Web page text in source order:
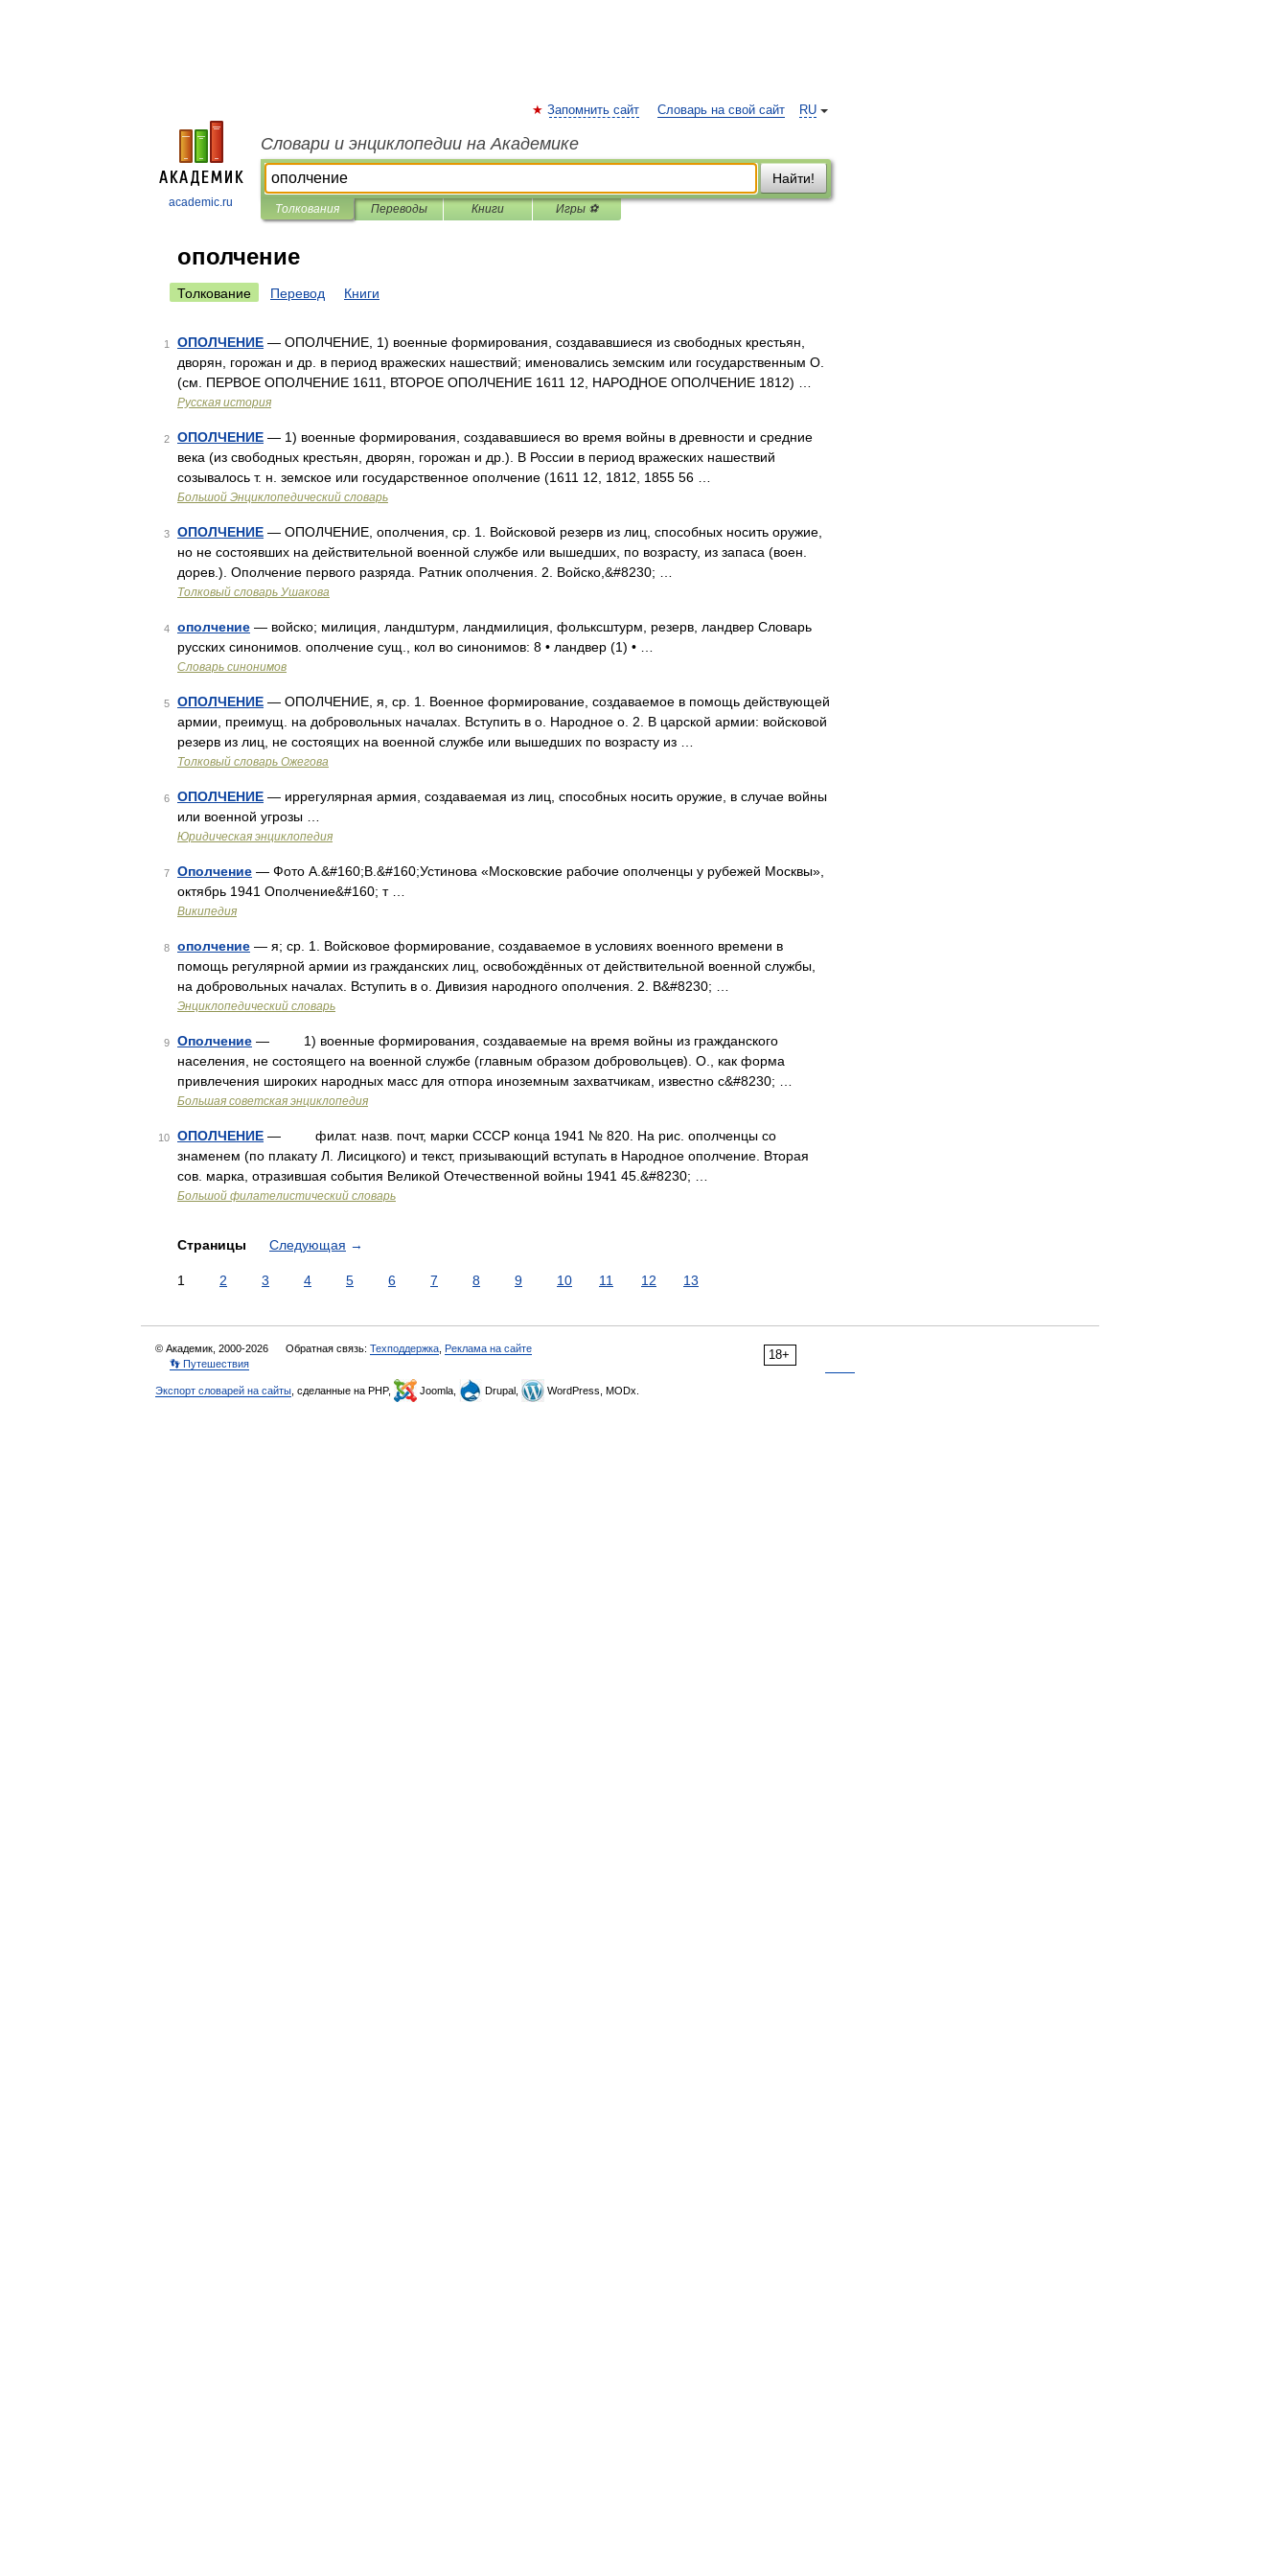
academic.ru
RU
Запомнить сайт Словарь на свой сайт
Словари и энциклопедии на Академике
Найти!
Толкования Переводы Книги Игры ⚽
ополчение
Толкование Перевод Книги
1 ОПОЛЧЕНИЕ — ОПОЛЧЕНИЕ, 1) военные формирования, создававшиеся из свободных крестьян,
дворян, горожан и др. в период вражеских нашествий; именовались земским или государственным О.
(см. ПЕРВОЕ ОПОЛЧЕНИЕ 1611, ВТОРОЕ ОПОЛЧЕНИЕ 1611 12, НАРОДНОЕ ОПОЛЧЕНИЕ 1812) …
Русская история
2 ОПОЛЧЕНИЕ — 1) военные формирования, создававшиеся во время войны в древности и средние
века (из свободных крестьян, дворян, горожан и др.). В России в период вражеских нашествий
созывалось т. н. земское или государственное ополчение (1611 12, 1812, 1855 56 …
Большой Энциклопедический словарь
3 ОПОЛЧЕНИЕ — ОПОЛЧЕНИЕ, ополчения, ср. 1. Войсковой резерв из лиц, способных носить оружие,
но не состоявших на действительной военной службе или вышедших, по возрасту, из запаса (воен.
дорев.). Ополчение первого разряда. Ратник ополчения. 2. Войско,&#8230; …
Толковый словарь Ушакова
4 ополчение — войско; милиция, ландштурм, ландмилиция, фольксштурм, резерв, ландвер Словарь
русских синонимов. ополчение сущ., кол во синонимов: 8 • ландвер (1) • …
Словарь синонимов
5 ОПОЛЧЕНИЕ — ОПОЛЧЕНИЕ, я, ср. 1. Военное формирование, создаваемое в помощь действующей
армии, преимущ. на добровольных началах. Вступить в о. Народное о. 2. В царской армии: войсковой
резерв из лиц, не состоящих на военной службе или вышедших по возрасту из …
Толковый словарь Ожегова
6 ОПОЛЧЕНИЕ — иррегулярная армия, создаваемая из лиц, способных носить оружие, в случае войны
или военной угрозы …
Юридическая энциклопедия
7 Ополчение — Фото А.&#160;В.&#160;Устинова «Московские рабочие ополченцы у рубежей Москвы»,
октябрь 1941 Ополчение&#160; т …
Википедия
8 ополчение — я; ср. 1. Войсковое формирование, создаваемое в условиях военного времени в
помощь регулярной армии из гражданских лиц, освобождённых от действительной военной службы,
на добровольных началах. Вступить в о. Дивизия народного ополчения. 2. В&#8230; …
Энциклопедический словарь
9 Ополчение — 1) военные формирования, создаваемые на время войны из гражданского
населения, не состоящего на военной службе (главным образом добровольцев). О., как форма
привлечения широких народных масс для отпора иноземным захватчикам, известно с&#8230; …
Большая советская энциклопедия
10 ОПОЛЧЕНИЕ — филат. назв. почт, марки СССР конца 1941 № 820. На рис. ополченцы со
знаменем (по плакату Л. Лисицкого) и текст, призывающий вступать в Народное ополчение. Вторая
сов. марка, отразившая события Великой Отечественной войны 1941 45.&#8230; …
Большой филателистический словарь
Страницы Следующая →
1 2 3 4 5 6 7 8 9 10 11 12 13
18+
© Академик, 2000-2026 Обратная связь: Техподдержка Реклама на сайте
👣 Путешествия
Экспорт словарей на сайты , сделанные на PHP, Joomla, Drupal, WordPress, MODx.